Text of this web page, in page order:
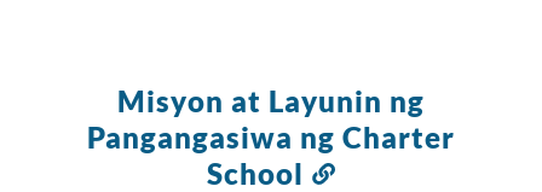
Misyon at Layunin ng
Pangangasiwa ng Charter
School
Link